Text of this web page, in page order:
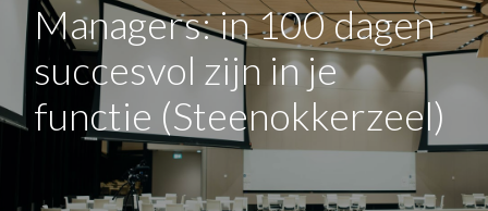
Managers: in 100 dagen
succesvol zijn in je
functie (Steenokkerzeel)